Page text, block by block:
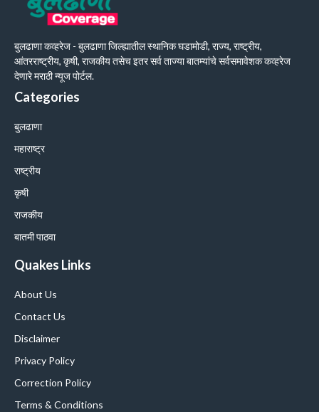
बुलढाणा कव्हरेज - बुलढाणा जिल्ह्यातील स्थानिक घडामोडी, राज्य, राष्ट्रीय,
आंतरराष्ट्रीय, कृषी, राजकीय तसेच इतर सर्व ताज्या बातम्यांचे सर्वसमावेशक कव्हरेज
देणारे मराठी न्यूज पोर्टल.
Categories
बुलढाणा
महाराष्ट्र
राष्ट्रीय
कृषी
राजकीय
बातमी पाठवा
Quakes Links
About Us
Contact Us
Disclaimer
Privacy Policy
Correction Policy
Terms & Conditions